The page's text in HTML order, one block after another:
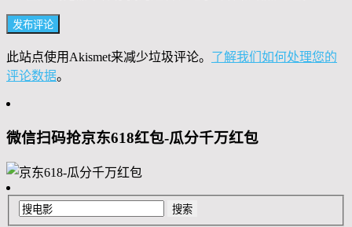
此站点使用Akismet来减少垃圾评论。 了解我们如何处理您的
评论数据。
微信扫码抢京东618红包-瓜分千万红包